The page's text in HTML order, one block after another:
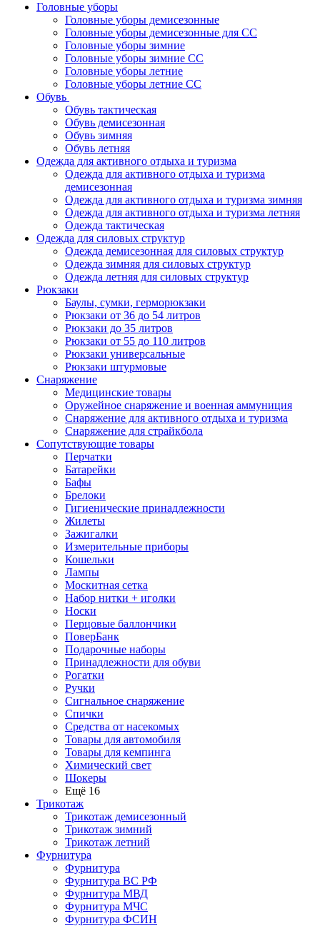
Головные уборы
Головные уборы демисезонные
Головные уборы демисезонные для СС
Головные уборы зимние
Головные уборы зимние СС
Головные уборы летние
Головные уборы летние СС
Обувь
Обувь тактическая
Обувь демисезонная
Обувь зимняя
Обувь летняя
Одежда для активного отдыха и туризма
Одежда для активного отдыха и туризма
демисезонная
Одежда для активного отдыха и туризма зимняя
Одежда для активного отдыха и туризма летняя
Одежда тактическая
Одежда для силовых структур
Одежда демисезонная для силовых структур
Одежда зимняя для силовых структур
Одежда летняя для силовых структур
Рюкзаки
Баулы, сумки, герморюкзаки
Рюкзаки от 36 до 54 литров
Рюкзаки до 35 литров
Рюкзаки от 55 до 110 литров
Рюкзаки универсальные
Рюкзаки штурмовые
Снаряжение
Медицинские товары
Оружейное снаряжение и военная аммуниция
Снаряжение для активного отдыха и туризма
Снаряжение для страйкбола
Сопутствующие товары
Перчатки
Батарейки
Бафы
Брелоки
Гигиенические принадлежности
Жилеты
Зажигалки
Измерительные приборы
Кошельки
Лампы
Москитная сетка
Набор нитки + иголки
Носки
Перцовые баллончики
ПоверБанк
Подарочные наборы
Принадлежности для обуви
Рогатки
Ручки
Сигнальное снаряжение
Спички
Средства от насекомых
Товары для автомобиля
Товары для кемпинга
Химический свет
Шокеры
Ещё 16
Трикотаж
Трикотаж демисезонный
Трикотаж зимний
Трикотаж летний
Фурнитура
Фурнитура
Фурнитура ВС РФ
Фурнитура МВД
Фурнитура МЧС
Фурнитура ФСИН